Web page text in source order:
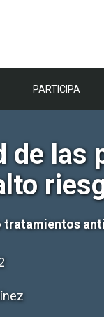
PARTICIPA
de las